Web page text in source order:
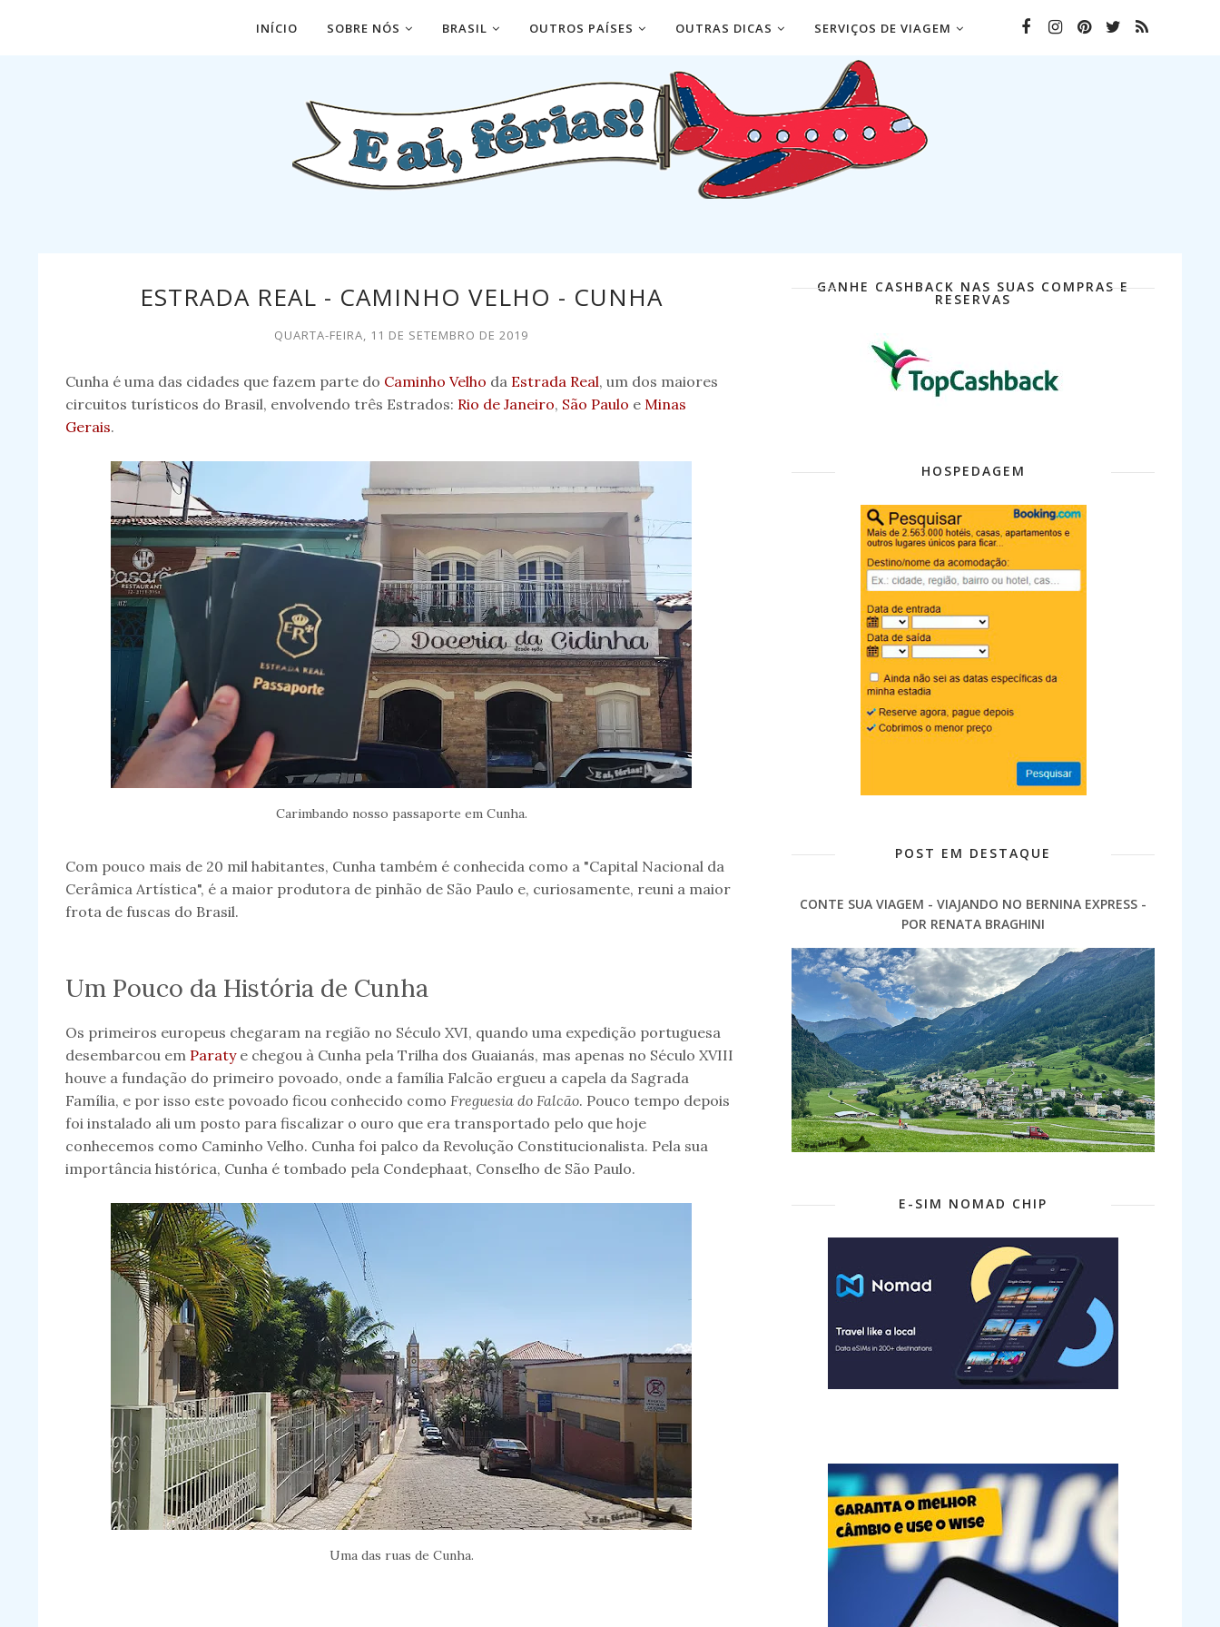
INÍCIO SOBRE NÓS BRASIL OUTROS PAÍSES OUTRAS DICAS SERVIÇOS DE VIAGEM
ESTRADA REAL - CAMINHO VELHO - CUNHA
QUARTA-FEIRA, 11 DE SETEMBRO DE 2019
Cunha é uma das cidades que fazem parte do Caminho Velho da Estrada Real, um dos maiores
circuitos turísticos do Brasil, envolvendo três Estrados: Rio de Janeiro, São Paulo e Minas
Gerais.
Carimbando nosso passaporte em Cunha.
Com pouco mais de 20 mil habitantes, Cunha também é conhecida como a "Capital Nacional da
Cerâmica Artística", é a maior produtora de pinhão de São Paulo e, curiosamente, reuni a maior
frota de fuscas do Brasil.
Um Pouco da História de Cunha
Os primeiros europeus chegaram na região no Século XVI, quando uma expedição portuguesa
desembarcou em Paraty e chegou à Cunha pela Trilha dos Guaianás, mas apenas no Século XVIII
houve a fundação do primeiro povoado, onde a família Falcão ergueu a capela da Sagrada
Família, e por isso este povoado ficou conhecido como Freguesia do Falcão. Pouco tempo depois
foi instalado ali um posto para fiscalizar o ouro que era transportado pelo que hoje
conhecemos como Caminho Velho. Cunha foi palco da Revolução Constitucionalista. Pela sua
importância histórica, Cunha é tombado pela Condephaat, Conselho de São Paulo.
Uma das ruas de Cunha.
GANHE CASHBACK NAS SUAS COMPRAS E
RESERVAS
HOSPEDAGEM
POST EM DESTAQUE
CONTE SUA VIAGEM - VIAJANDO NO BERNINA EXPRESS -
POR RENATA BRAGHINI
E-SIM NOMAD CHIP